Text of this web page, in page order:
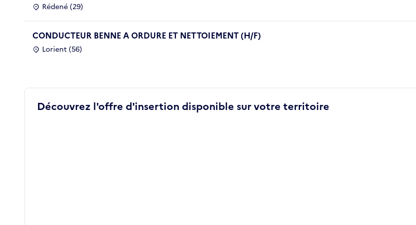
Rédené (29)
CONDUCTEUR BENNE A ORDURE ET NETTOIEMENT (H/F)
Lorient (56)
Découvrez l'offre d'insertion disponible sur votre territoire